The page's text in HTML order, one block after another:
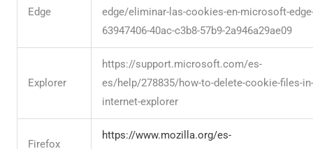
Edge
edge/eliminar-las-cookies-en-microsoft-
63947406-40ac-c3b8-57b9-2a946a29ae09
Explorer
https://support.microsoft.com/es-
es/help/278835/how-to-delete-cookie-files-in-
internet-explorer
Firefox
https://www.mozilla.org/es-